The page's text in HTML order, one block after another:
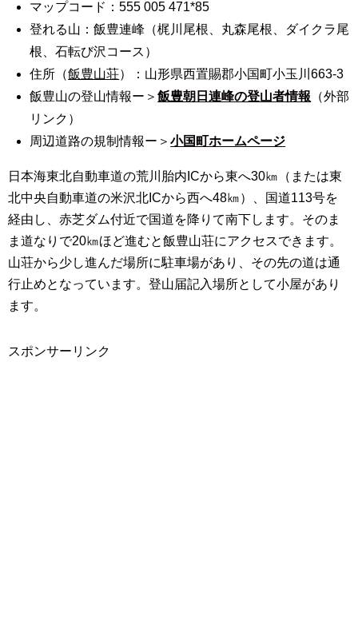
マップコード：555 005 471*85
登れる山：飯豊連峰（梶川尾根、丸森尾根、ダイクラ尾
根、石転び沢コース）
住所（飯豊山荘）：山形県西置賜郡小国町小玉川663-3
飯豊山の登山情報ー＞飯豊朝日連峰の登山者情報 （外部
リンク）
周辺道路の規制情報ー＞小国町ホームページ
日本海東北自動車道の荒川胎内ICから東へ30㎞（または東
北中央自動車道の米沢北ICから西へ48㎞）、国道113号を
経由し、赤芝ダム付近で国道を降りて南下します。そのま
ま道なりで20㎞ほど進むと飯豊山荘にアクセスできます。
山荘から少し進んだ場所に駐車場があり、その先の道は通
行止めとなっています。登山届記入場所として小屋があり
ます。
スポンサーリンク